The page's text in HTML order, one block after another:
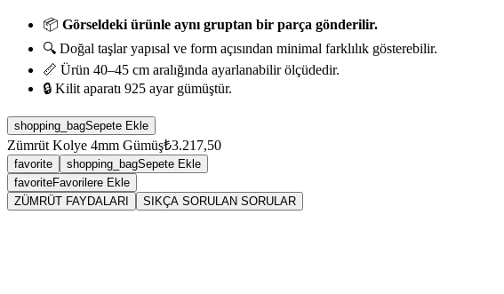
📦 Görseldeki ürünle aynı gruptan bir parça gönderilir.
🔍 Doğal taşlar yapısal ve form açısından minimal farklılık gösterebilir.
📏 Ürün 40–45 cm aralığında ayarlanabilir ölçüdedir.
🔒 Kilit aparatı 925 ayar gümüştür.
shopping_bagSepete Ekle
Zümrüt Kolye 4mm Gümüş₺3.217,50
favorite shopping_bagSepete Ekle
favoriteFavorilere Ekle
ZÜMRÜT FAYDALARI
SIKÇA SORULAN SORULAR